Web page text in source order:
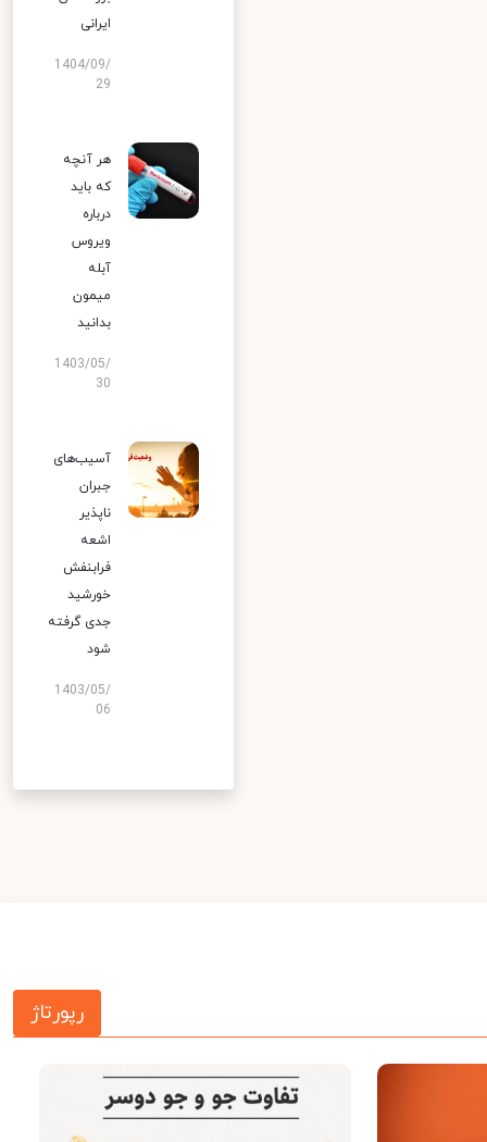
ایرانی
1404/09/
29
هر آنچه
که باید
درباره
ویروس
آبله
میمون
بدانید
1403/05/
30
آسیب‌های
جبران
ناپذیر
اشعه
فرابنفش
خورشید
جدی گرفته
شود
1403/05/
06
رپورتاژ